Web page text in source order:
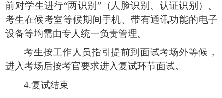
前对学生进行“两识别 ”（人脸识别、认证识别）。
考生在候考室等候期间手机、带有通讯功能的电子
设备等均需由专人统一负责管理。
考生按工作人员指引提前到面试考场外等候，
进入考场后按考官要求进入复试环节面试。
4.复试结束